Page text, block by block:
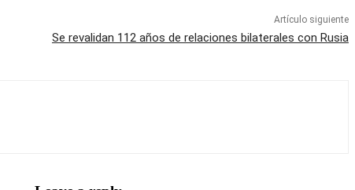
Artículo siguiente
Se revalidan 112 años de relaciones bilaterales con Rusia